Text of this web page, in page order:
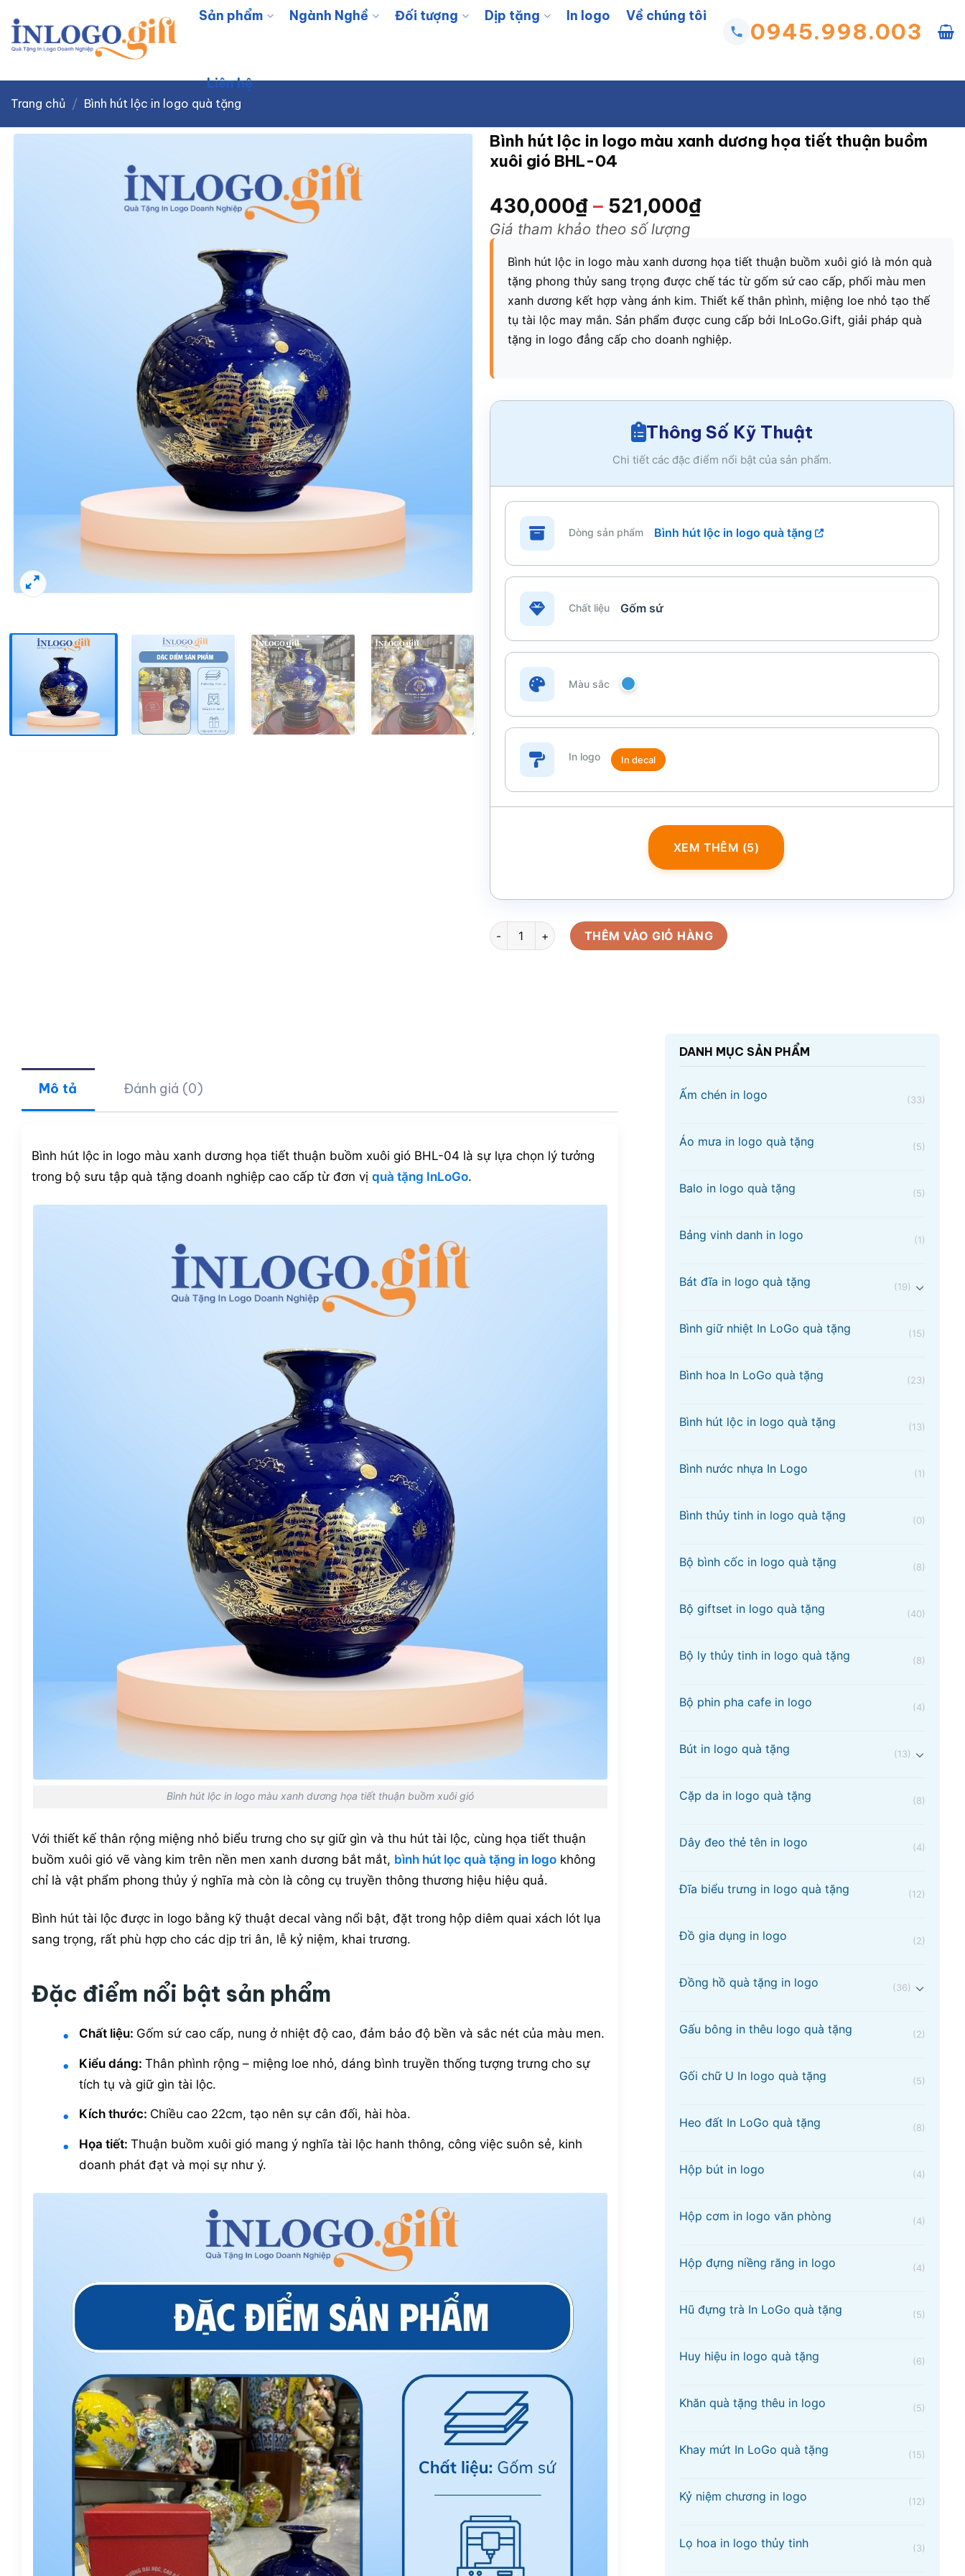
to
content
Sản phẩm Ngành Nghề Đối tượng Dịp tặng In logo Về chúng tôi
Liên hệ
0945.998.003
Trang chủ / Bình hút lộc in logo quà tặng
Bình hút lộc in logo màu xanh dương họa tiết thuận buồm
xuôi gió BHL-04
430,000₫– 521,000₫
Giá tham khảo theo số lượng
Bình hút lộc in logo màu xanh dương họa tiết thuận buồm xuôi gió là món quà
tặng phong thủy sang trọng được chế tác từ gốm sứ cao cấp, phối màu men
xanh dương kết hợp vàng ánh kim. Thiết kế thân phình, miệng loe nhỏ tạo thế
tụ tài lộc may mắn. Sản phẩm được cung cấp bởi InLoGo.Gift, giải pháp quà
tặng in logo đẳng cấp cho doanh nghiệp.
Thông Số Kỹ Thuật
Chi tiết các đặc điểm nổi bật của sản phẩm.
Dòng sản phẩm Bình hút lộc in logo quà tặng
Chất liệu Gốm sứ
Màu sắc
In logo In decal
XEM THÊM (5)
Bình hút lộc in logo màu xanh dương họa tiết thuận buồm xuôi gió BHL-04 số lượng
THÊM VÀO GIỎ HÀNG
Mô tả Đánh giá (0)
Bình hút lộc in logo màu xanh dương họa tiết thuận buồm xuôi gió BHL-04 là sự lựa chọn lý tưởng
trong bộ sưu tập quà tặng doanh nghiệp cao cấp từ đơn vị quà tặng InLoGo.
Bình hút lộc in logo màu xanh dương họa tiết thuận buồm xuôi gió
Với thiết kế thân rộng miệng nhỏ biểu trưng cho sự giữ gìn và thu hút tài lộc, cùng họa tiết thuận
buồm xuôi gió vẽ vàng kim trên nền men xanh dương bắt mắt, bình hút lọc quà tặng in logokhông
chỉ là vật phẩm phong thủy ý nghĩa mà còn là công cụ truyền thông thương hiệu hiệu quả.
Bình hút tài lộc được in logo bằng kỹ thuật decal vàng nổi bật, đặt trong hộp diêm quai xách lót lụa
sang trọng, rất phù hợp cho các dịp tri ân, lễ kỷ niệm, khai trương.
Đặc điểm nổi bật sản phẩm
Chất liệu: Gốm sứ cao cấp, nung ở nhiệt độ cao, đảm bảo độ bền và sắc nét của màu men.
Kiểu dáng: Thân phình rộng – miệng loe nhỏ, dáng bình truyền thống tượng trưng cho sự
tích tụ và giữ gìn tài lộc.
Kích thước: Chiều cao 22cm, tạo nên sự cân đối, hài hòa.
Họa tiết: Thuận buồm xuôi gió mang ý nghĩa tài lộc hanh thông, công việc suôn sẻ, kinh
doanh phát đạt và mọi sự như ý.
DANH MỤC SẢN PHẨM
Ấm chén in logo (33)
Áo mưa in logo quà tặng (5)
Balo in logo quà tặng (5)
Bảng vinh danh in logo (1)
Bát đĩa in logo quà tặng (19)
Bình giữ nhiệt In LoGo quà tặng (15)
Bình hoa In LoGo quà tặng (23)
Bình hút lộc in logo quà tặng (13)
Bình nước nhựa In Logo (1)
Bình thủy tinh in logo quà tặng (0)
Bộ bình cốc in logo quà tặng (8)
Bộ giftset in logo quà tặng (40)
Bộ ly thủy tinh in logo quà tặng (8)
Bộ phin pha cafe in logo (4)
Bút in logo quà tặng (13)
Cặp da in logo quà tặng (8)
Dây đeo thẻ tên in logo (4)
Đĩa biểu trưng in logo quà tặng (12)
Đồ gia dụng in logo (2)
Đồng hồ quà tặng in logo (36)
Gấu bông in thêu logo quà tặng (2)
Gối chữ U In logo quà tặng (5)
Heo đất In LoGo quà tặng (8)
Hộp bút in logo (4)
Hộp cơm in logo văn phòng (4)
Hộp đựng niềng răng in logo (4)
Hũ đựng trà In LoGo quà tặng (5)
Huy hiệu in logo quà tặng (6)
Khăn quà tặng thêu in logo (5)
Khay mứt In LoGo quà tặng (15)
Kỷ niệm chương in logo (12)
Lọ hoa in logo thủy tinh (3)